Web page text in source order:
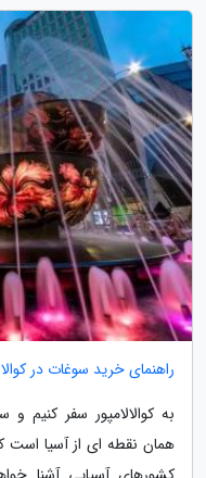
راهنمای خرید سوغات در
به کوالالامپور سفر کنیم
همان نقطه ای از آسیا است